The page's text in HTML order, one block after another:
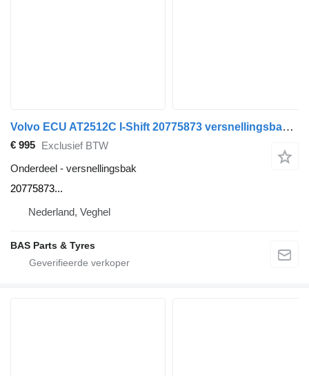
Volvo ECU AT2512C I-Shift 20775873 versnellingsbak voor Volvo vrachtwagen
€ 995 Exclusief BTW
Onderdeel - versnellingsbak
20775873...
Nederland, Veghel
BAS Parts & Tyres